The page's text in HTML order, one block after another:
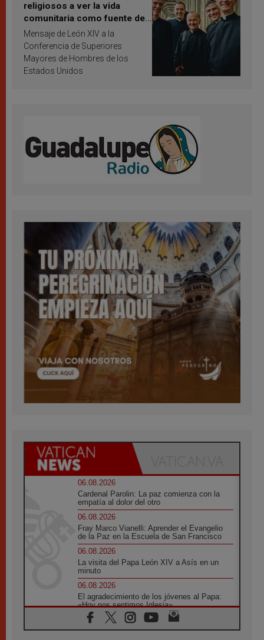
religiosos a ver la vida
comunitaria como fuente de
inspiración y santificación
Mensaje de León XIV a la
Conferencia de Superiores
Mayores de Hombres de los
Estados Unidos
06.08.2026
Cardenal Parolin: La paz comienza con la
empatía al dolor del otro
06.08.2026
Fray Marco Vianelli: Aprender el Evangelio
de la Paz en la Escuela de San Francisco
06.08.2026
La visita del Papa León XIV a Asís en un
minuto
06.08.2026
El agradecimiento de los jóvenes al Papa:
«Hoy nos sentimos Iglesia»
06.08.2026
Líbano: Reanudan los coloquios en Roma en